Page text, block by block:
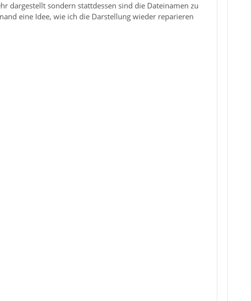
dargestellt sondern stattdessen sind die Dateinamen zu
eine Idee, wie ich die Darstellung wieder reparieren